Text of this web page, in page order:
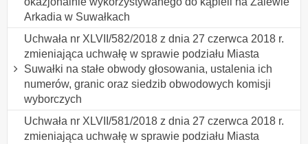
Arkadia w Suwałkach
Uchwała nr XLVII/582/2018 z dnia 27 czerwca 2018 r.
zmieniająca uchwałę w sprawie podziału Miasta
Suwałki na stałe obwody głosowania, ustalenia ich
numerów, granic oraz siedzib obwodowych komisji
wyborczych
Uchwała nr XLVII/581/2018 z dnia 27 czerwca 2018 r.
zmieniająca uchwałę w sprawie podziału Miasta